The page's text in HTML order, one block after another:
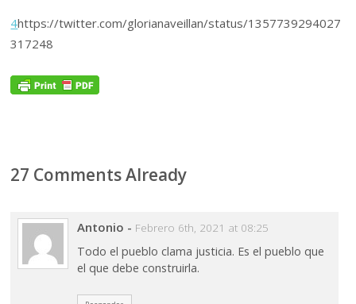
4https://twitter.com/glorianaveillan/status/1357739294027
317248
27 Comments Already
Antonio - Febrero 6th, 2021 at 08:25
Todo el pueblo clama justicia. Es el pueblo que
el que debe construirla.